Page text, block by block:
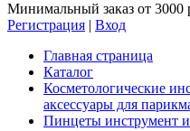
Минимальный заказ от 3000
Регистрация | Вход
Главная страница
Каталог
Косметологические
аксессуары для
Пинцеты инструмент и